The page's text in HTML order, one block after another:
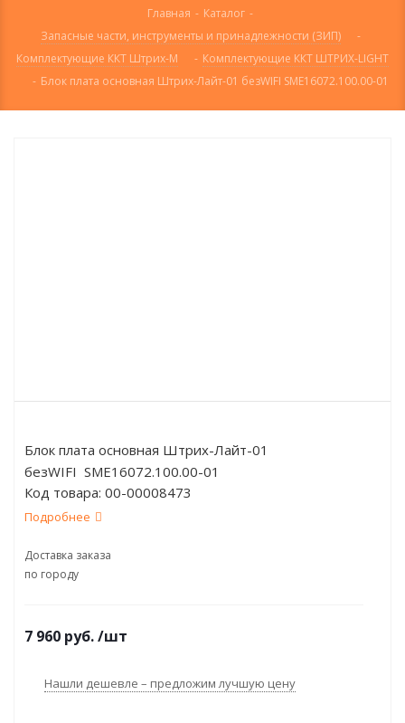
Главная - Каталог -
Запасные части, инструменты и принадлежности (ЗИП)
-
Комплектующие ККТ Штрих-М
- Комплектующие ККТ ШТРИХ-LIGHT
- Блок плата основная Штрих-Лайт-01 безWIFI SME16072.100.00-01
Блок плата основная Штрих-Лайт-01
безWIFI SME16072.100.00-01
Код товара: 00-00008473
Подробнее
Доставка заказа
по городу
7 960 руб./шт
Нашли дешевле – предложим лучшую цену